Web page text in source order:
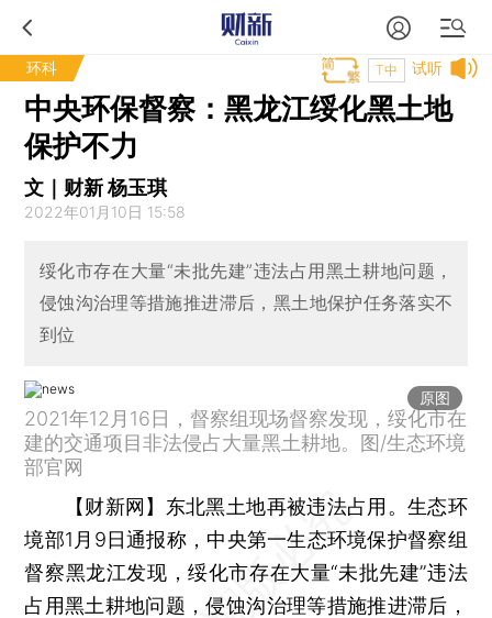
环科 试听
T中
中央环保督察：黑龙江绥化黑土地
保护不力
文｜财新 杨玉琪
2022年01月10日 15:58
绥化市存在大量“未批先建”违法占用黑土耕地问题，
侵蚀沟治理等措施推进滞后，黑土地保护任务落实不
到位
原图
2021年12月16日，督察组现场督察发现，绥化市在
建的交通项目非法侵占大量黑土耕地。图/生态环境
部官网
【财新网】 东北黑土地再被违法占用。生态环
境部1月9日通报称，中央第一生态环境保护督察组
督察黑龙江发现，绥化市存在大量“未批先建”违法
占用黑土耕地问题，侵蚀沟治理等措施推进滞后，